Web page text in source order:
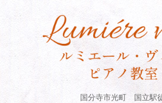
国分寺市光町 国立駅